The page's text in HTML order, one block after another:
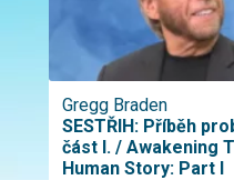
Gregg Braden
SESTŘIH: Příběh
část I. / Awakening
Human Story: Part I